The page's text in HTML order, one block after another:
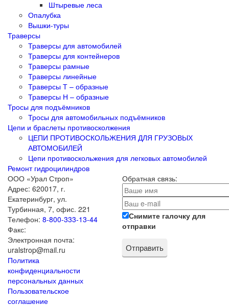
Штыревые леса
Опалубка
Вышки-туры
Траверсы
Траверсы для автомобилей
Траверсы для контейнеров
Траверсы рамные
Траверсы линейные
Траверсы Т – образные
Траверсы Н – образные
Тросы для подъёмников
Тросы для автомобильных подъёмников
Цепи и браслеты противосколжения
ЦЕПИ ПРОТИВОСКОЛЬЖЕНИЯ ДЛЯ ГРУЗОВЫХ
АВТОМОБИЛЕЙ
Цепи противоскольжения для легковых автомобилей
Ремонт гидроцилиндров
ООО «Урал Строп»
Адрес: 620017, г.
Екатеринбург, ул.
Турбинная, 7, офис. 221
Телефон: 8-800-333-13-44
Факс:
Электронная почта:
uralstrop@mail.ru
Политика
конфиденциальности
персональных данных
Пользовательское
соглашение
Обратная связь:
Снимите галочку для
отправки